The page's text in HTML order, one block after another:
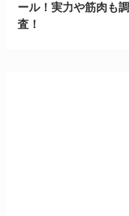
ール！実力や筋肉も調
査！